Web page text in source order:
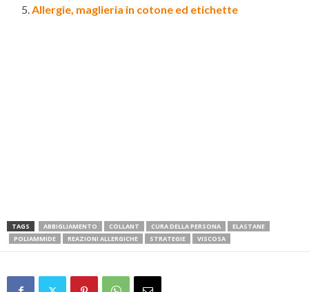
Allergie, maglieria in cotone ed etichette
TAGS ABBIGLIAMENTO COLLANT CURA DELLA PERSONA
ELASTANE
POLIAMMIDE
REAZIONI ALLERGICHE STRATEGIE VISCOSA